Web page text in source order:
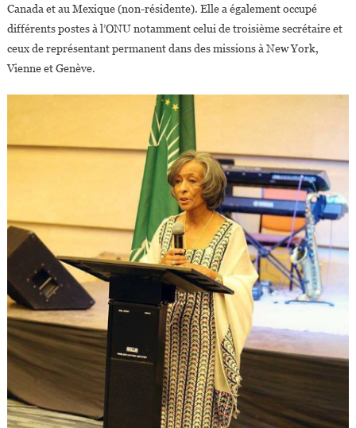
Canada et au Mexique (non-résidente). Elle a également occupé
différents postes à l’ONU notamment celui de troisième secrétaire et
ceux de représentant permanent dans des missions à New York,
Vienne et Genève.